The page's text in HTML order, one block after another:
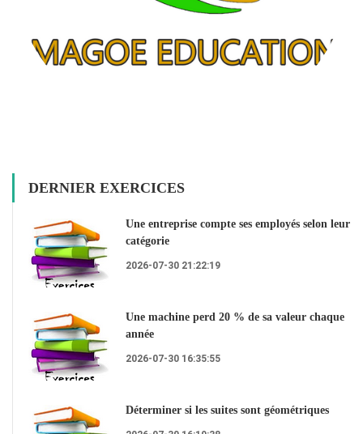
DERNIER EXERCICES
Une entreprise compte ses employés selon leur
catégorie
2026-07-30 21:22:19
Une machine perd 20 % de sa valeur chaque
année
2026-07-30 16:35:55
Déterminer si les suites sont géométriques